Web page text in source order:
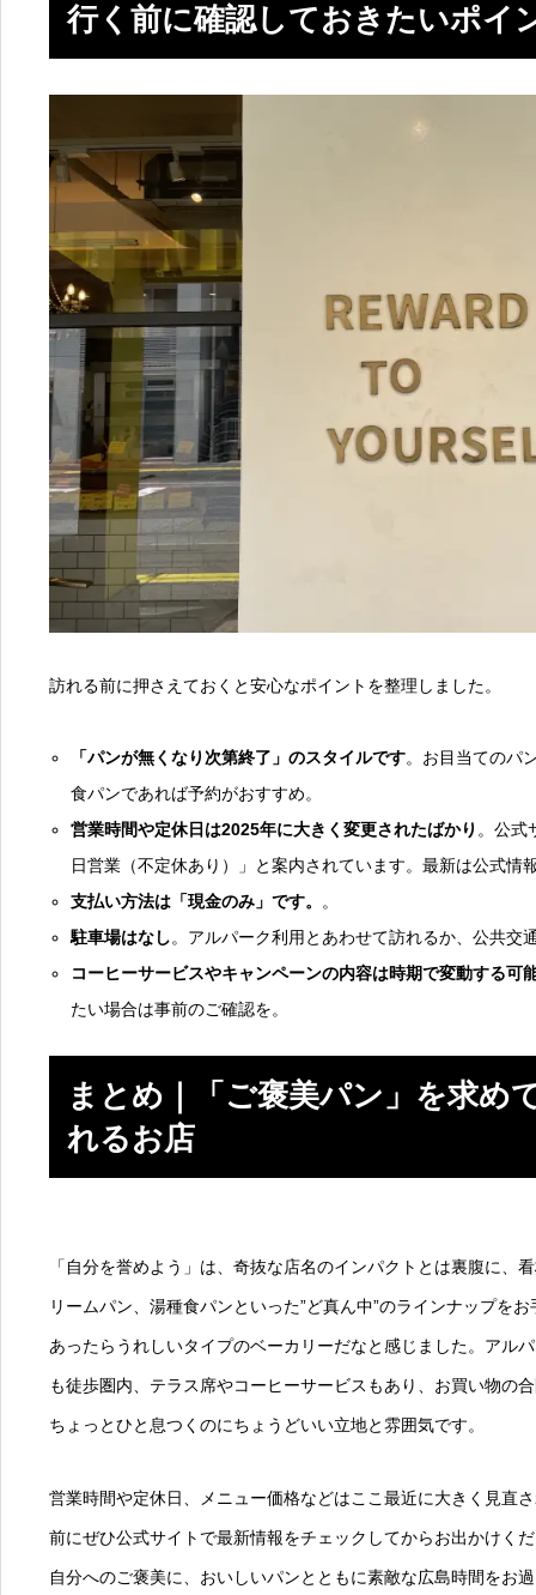
行く前に確認しておきたいポイ
訪れる前に押さえておくと安心なポイントを整理しました。
「パンが無くなり次第終了」のスタイルです。お目当てのパ
食パンであれば予約がおすすめ。
営業時間や定休日は2025年に大きく変更されたばかり 。公式
日営業（不定休あり）」と案内されています。最新は公式情
支払い方法は「現金のみ」です。
。
駐車場はなし。アルパーク利用とあわせて訪れるか、公共交
コーヒーサービスやキャンペーンの内容は時期で変動する可
たい場合は事前のご確認を。
まとめ｜「ご褒美パン」を求め
れるお店
「自分を誉めよう」は、奇抜な店名のインパクトとは裏腹に、
リームパン、湯種食パンといった”ど真ん中”のラインナップを
あったらうれしいタイプのベーカリーだなと感じました。アル
も徒歩圏内、テラス席やコーヒーサービスもあり、お買い物の
ちょっとひと息つくのにちょうどいい立地と雰囲気です。
営業時間や定休日、メニュー価格などはここ最近に大きく見直
前にぜひ公式サイトで最新情報をチェックしてからお出かけく
自分へのご褒美に、おいしいパンとともに素敵な広島時間をお